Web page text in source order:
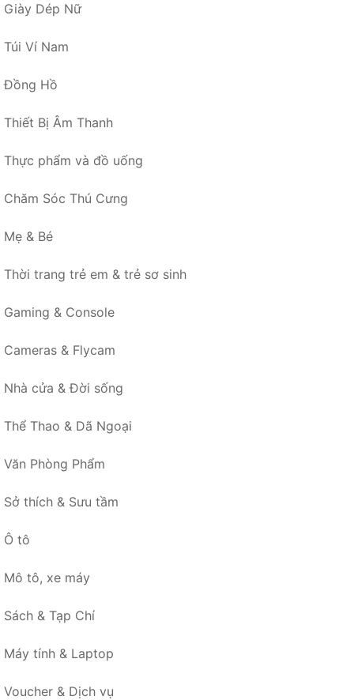
Giày Dép Nữ
Túi Ví Nam
Đồng Hồ
Thiết Bị Âm Thanh
Thực phẩm và đồ uống
Chăm Sóc Thú Cưng
Mẹ & Bé
Thời trang trẻ em & trẻ sơ sinh
Gaming & Console
Cameras & Flycam
Nhà cửa & Đời sống
Thể Thao & Dã Ngoại
Văn Phòng Phẩm
Sở thích & Sưu tầm
Ô tô
Mô tô, xe máy
Sách & Tạp Chí
Máy tính & Laptop
Voucher & Dịch vụ